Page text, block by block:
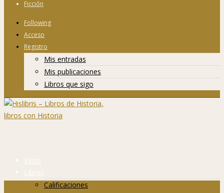
Ficción
Following
Acceso
Registro
Mis entradas
Mis publicaciones
Libros que sigo
Inicio
Libros
Calificaciones